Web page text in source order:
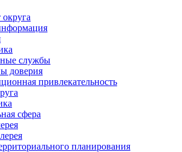
службы
доверия
привлекательность
сфера
планирования